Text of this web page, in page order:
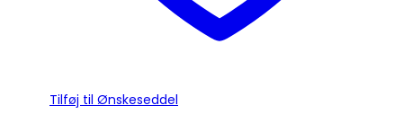
Tilføj til Ønskeseddel